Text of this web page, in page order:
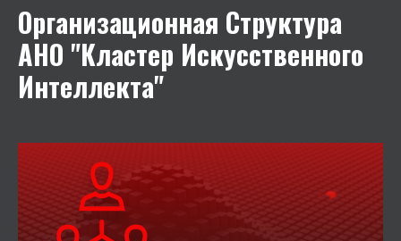
Организационная Структура
АНО "Кластер Искусственного
Интеллекта"